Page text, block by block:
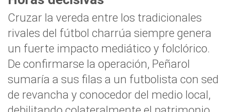
Cruzar la vereda entre los tradicionales
rivales del fútbol charrúa siempre genera
un fuerte impacto mediático y folclórico.
De confirmarse la operación, Peñarol
sumaría a sus filas a un futbolista con sed
de revancha y conocedor del medio local,